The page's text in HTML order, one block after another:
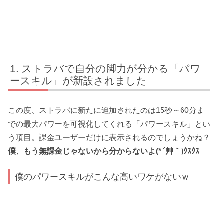
ストラバで自分の脚力が分かる「パワ
ースキル」が新設されました
この度、ストラバに新たに追加されたのは15秒～60分ま
での最大パワーを可視化してくれる「パワースキル」とい
う項目。課金ユーザーだけに表示されるのでしょうかね？
僕、もう無課金じゃないから分からないよ(* ´艸｀)ｸｽｸｽ
僕のパワースキルがこんな高いワケがないｗ